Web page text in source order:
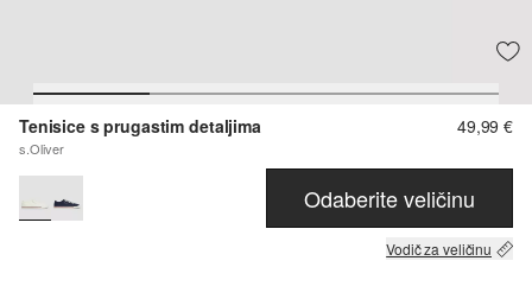
Tenisice s prugastim detaljima
s.Oliver
49,99 €
Odaberite veličinu
Vodič za veličinu